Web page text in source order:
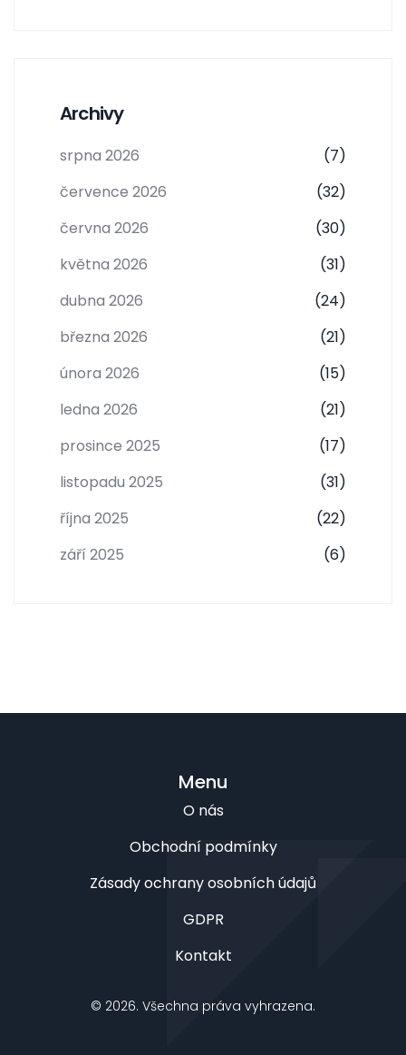
Archivy
srpna 2026
(7)
července 2026
(32)
června 2026
(30)
května 2026
(31)
dubna 2026
(24)
března 2026
(21)
února 2026
(15)
ledna 2026
(21)
prosince 2025
(17)
listopadu 2025
(31)
října 2025
(22)
září 2025
(6)
Menu
O nás
Obchodní podmínky
Zásady ochrany osobních údajů
GDPR
Kontakt
© 2026. Všechna práva vyhrazena.